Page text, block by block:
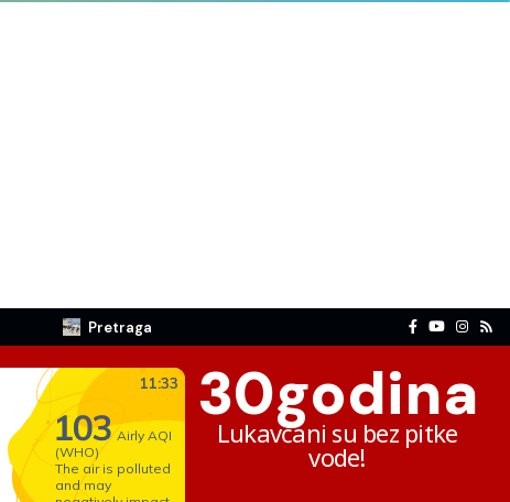
Pretraga
30godina
Lukavčani su bez pitke
vode!